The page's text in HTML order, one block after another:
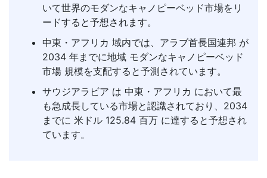
いて世界のモダンなキャノピーベッド市場をリ
ードすると予想されます。
中東・アフリカ 域内では、アラブ首長国連邦 が
2034 年までに地域 モダンなキャノピーベッド
市場 規模を支配すると予測されています。
サウジアラビア は 中東・アフリカ において最
も急成長している市場と認識されており、2034
までに 米ドル 125.84 百万 に達すると予想され
ています。